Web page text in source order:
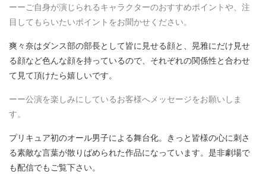
ーーご自身が演じられるキャラクターのおすすめポイントや、注
目してもらいたいポイントをお聞かせください。
爽々奈はダンス部の部長として皆に見せる顔と、晃雅にだけ見せ
る顔など色んな顔を持っているので、それぞれの関係性と合わせ
て見て頂けたら嬉しいです。
ーー公演を楽しみにしているお客様へメッセージをお願いしま
す。
プリキュア初のオール男子による舞台化。きっと皆様の心に刺さ
る素敵な言葉が散りばめられた作品になっています。是非劇場で
も配信でもご覧下さい。